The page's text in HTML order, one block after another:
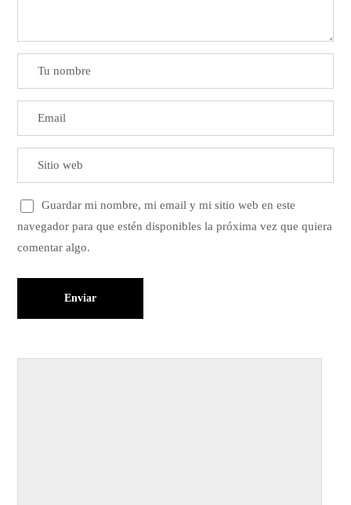
Guardar mi nombre, mi email y mi sitio web en este
navegador para que estén disponibles la próxima vez que quiera
comentar algo.